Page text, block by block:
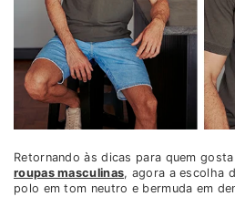
Retornando às dicas para quem
roupas masculinas, agora a escolha
polo em tom neutro e bermuda em